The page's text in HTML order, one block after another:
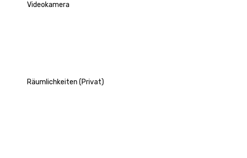
Videokamera
Räumlichkeiten (Privat)